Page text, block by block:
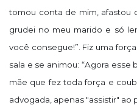
tomou conta de mim, afastou
grudei no meu marido e só
você consegue!”. Fiz uma
sala e se animou: “Agora esse
mãe que fez toda força e
advogada, apenas "assistir" ao